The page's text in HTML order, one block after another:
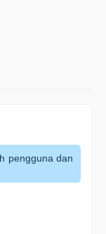
pengguna dan